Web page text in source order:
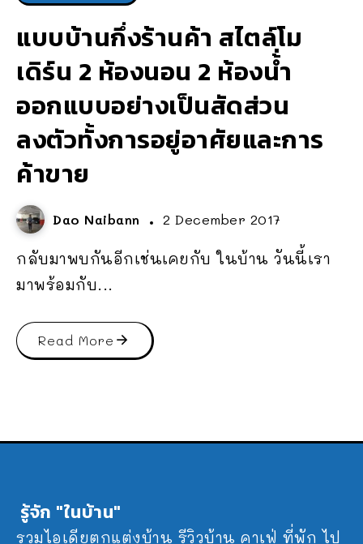
แบบบ้านกึ่งร้านค้า สไตล์โม
เดิร์น 2 ห้องนอน 2 ห้องน้่ำ
ออกแบบอย่างเป็นสัดส่วน
ลงตัวทั้งการอยู่อาศัยและการ
ค้าขาย
Dao Naibann 2 December 2017
กลับมาพบกันอีกเช่นเคยกับ ในบ้าน วันนี้เรา
มาพร้อมกับ...
Read More
รู้จัก "ในบ้าน"
รวมไอเดียตกแต่งบ้าน รีวิวบ้าน คาเฟ่ ที่พัก ไป